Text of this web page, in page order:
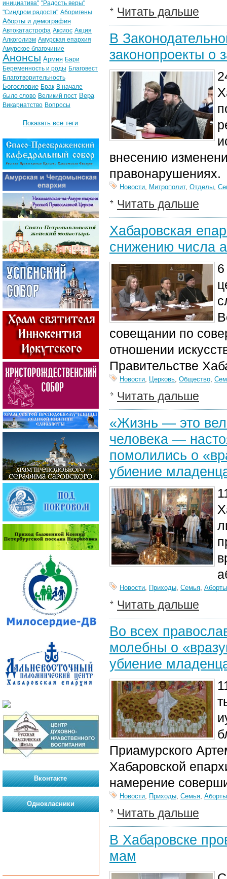
Читать дальше
В
законопроекты о
внесению
правонарушениях.
Новости, Митрополит, Отделы,
Читать дальше
Хабаровская
снижению числа
совещании по
отношении
Правительстве
Новости, Церковь, Общество,
Читать дальше
«Жизнь — это
человека —
помолились о
убиение
Новости, Приходы, Семья,
Читать дальше
Во всех
молебны о
убиение
Приамурского
Хабаровской
намерение
Новости, Приходы, Семья,
Читать дальше
В Хабаровске
мам
инициатива" "Радость веры"
"Синдром радости" Аборигены
Аборты и демография
Автокатастрофа Аксиос Акция
Алкоголизм Амурская епархия
Амурское благочиние
Анонсы Армия Бари
Беременность и роды Благовест
Благотворительность
Богословие Брак В начале
было слово Великий пост Вера
Викариатство Вопросы
Показать все теги
Вконтакте
Однокласники